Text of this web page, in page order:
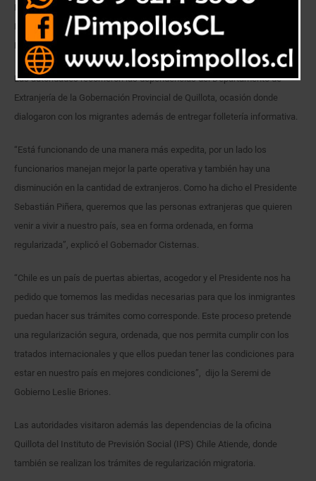
El Gobernador Provincial Iván Cisternas, junto a la Seremi de Gobierno
Leslie Briones comprobaron en terreno los avances del proceso de
Regularización Migratoria en la provincia de Quillota.
Las autoridades recorrieron las dependencias del Departamento de
Extranjería de la Gobernación Provincial de Quillota, ocasión donde
dialogaron con los migrantes además de entregar folletería informativa.
“Está funcionando de una manera más expedita, por un lado los
funcionarios manejan mejor la parte operativa y también hay una
disminución en la cantidad de extranjeros. Como ha dicho el Presidente
Sebastián Piñera, queremos que las personas extranjeras que quieren
venir a vivir a nuestro país, sea en forma ordenada, en forma
regularizada”, explicó el Gobernador Cisternas.
“Chile es un país de puertas abiertas, acogedor y el Presidente nos ha
pedido que tomemos las medidas necesarias para que los inmigrantes
puedan hacer sus trámites como corresponde. Este proceso pretende
una regularización segura, ordenada, que nos permita cumplir con los
tratados internacionales y que ellos puedan tener las condiciones para
estar en nuestro país en mejores condiciones”, dijo la Seremi de
Gobierno Leslie Briones.
Las autoridades visitaron además las dependencias de la oficina
Quillota del Instituto de Previsión Social (IPS) Chile Atiende, donde
también se realizan los trámites de regularización migratoria.